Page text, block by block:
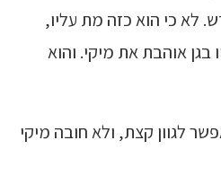
לא כי הוא כזה מת עליו,
אוהבת את מיקי. והוא
לגוון קצת, ולא חובה מיקי